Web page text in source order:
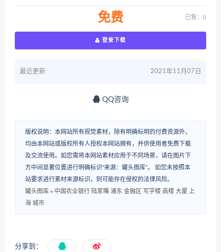
免费 已售：0
登录下载
最近更新 2021年11月07日
QQ咨询
版权说明：本网站所有视觉素材，除有明确标明的付费资源外，
均由本网站或版权所有人授权本网站拥有，并供使用者免费下载
及交流使用。如您需将本网站素材应用于不同场景，请在图片下
方中间显著位置进行明确标识“来源：罐头图库”。 如您未按照本
站要求进行素材来源标识，则可能存在侵权的法律风险。
罐头图库 » 中国农业银行 陆家嘴 浦东 金融区 写字楼 高楼 大厦 上
海 城市
分享到：